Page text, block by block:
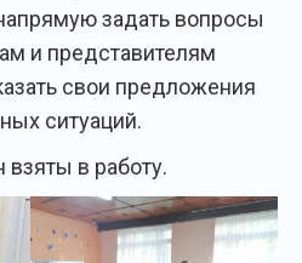
задать вопросы
и представителям
свои предложения
ситуаций.
в работу.